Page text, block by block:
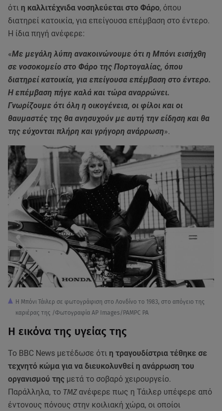
ότι η καλλιτέχνιδα νοσηλεύεται στο Φάρο, όπου
διατηρεί κατοικία, για επείγουσα επέμβαση στο έντερο.
Η ίδια πηγή ανέφερε:
«Με μεγάλη λύπη ανακοινώνουμε ότι η Μπόνι εισήχθη
σε νοσοκομείο στο Φάρο της Πορτογαλίας, όπου
διατηρεί κατοικία, για επείγουσα επέμβαση στο έντερο.
Η επέμβαση πήγε καλά και τώρα αναρρώνει.
Γνωρίζουμε ότι όλη η οικογένεια, οι φίλοι και οι
θαυμαστές της θα ανησυχούν με αυτή την είδηση και θα
της εύχονται πλήρη και γρήγορη ανάρρωση».
Η Μπόνι Τάιλερ σε φωτογράφιση στο Λονδίνο το 1983, στο απόγειο της
καριέρας της /Φωτογραφία AP Images/PAMPC PA
Η εικόνα της υγείας της
Το BBC News μετέδωσε ότι η τραγουδίστρια τέθηκε σε
τεχνητό κώμα για να διευκολυνθεί η ανάρρωση του
οργανισμού της μετά το σοβαρό χειρουργείο.
Παράλληλα, το TMZ ανέφερε πως η Τάιλερ υπέφερε από
έντονους πόνους στην κοιλιακή χώρα, οι οποίοι